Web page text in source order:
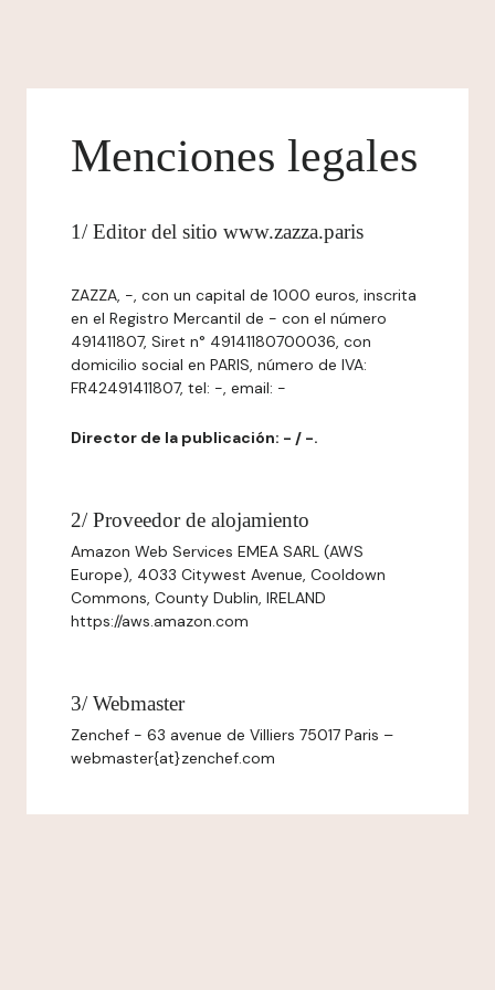
Menciones legales
1/ Editor del sitio www.zazza.paris
ZAZZA, -, con un capital de 1000 euros, inscrita
en el Registro Mercantil de - con el número
491411807, Siret n° 49141180700036, con
domicilio social en PARIS, número de IVA:
FR42491411807, tel: -, email: -
Director de la publicación: - / -.
2/ Proveedor de alojamiento
Amazon Web Services EMEA SARL (AWS
Europe), 4033 Citywest Avenue, Cooldown
Commons, County Dublin, IRELAND
https://aws.amazon.com
3/ Webmaster
Zenchef - 63 avenue de Villiers 75017 Paris –
webmaster{at}zenchef.com